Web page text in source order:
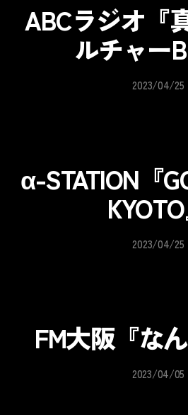
ABCラジオ『
ルチャー
2023/04/25
α-STATION『
KYOTO
2023/04/25
FM大阪『なん
2023/04/05